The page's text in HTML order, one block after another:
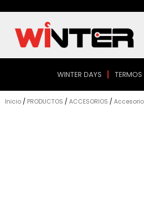
contenido
WINTER DAYS
Inicio / PRODUCTOS / ACCESORIOS /